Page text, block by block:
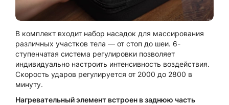
В комплект входит набор насадок для массирования
различных участков тела — от стоп до шеи. 6-
ступенчатая система регулировки позволяет
индивидуально настроить интенсивность воздействия.
Скорость ударов регулируется от 2000 до 2800 в
минуту.
Нагревательный элемент встроен в заднюю часть